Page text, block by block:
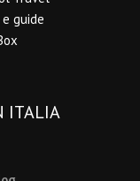
guide
ITALIA